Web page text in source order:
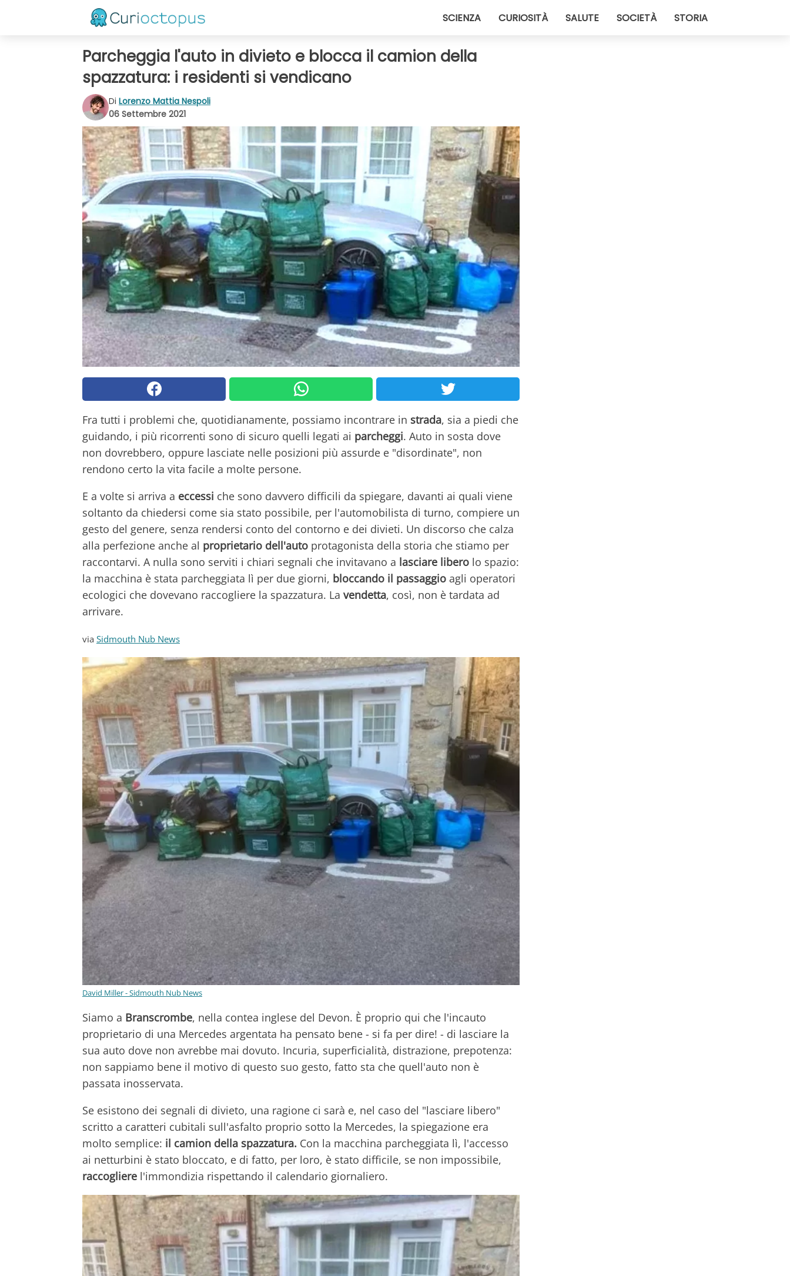
SCIENZA CURIOSITÀ SALUTE SOCIETÀ STORIA
Parcheggia l'auto in divieto e blocca il camion della
spazzatura: i residenti si vendicano
Di Lorenzo Mattia Nespoli
06 Settembre 2021
Fra tutti i problemi che, quotidianamente, possiamo incontrare in strada, sia a piedi che
guidando, i più ricorrenti sono di sicuro quelli legati ai parcheggi. Auto in sosta dove
non dovrebbero, oppure lasciate nelle posizioni più assurde e "disordinate", non
rendono certo la vita facile a molte persone.
E a volte si arriva a eccessi che sono davvero difficili da spiegare, davanti ai quali viene
soltanto da chiedersi come sia stato possibile, per l'automobilista di turno, compiere un
gesto del genere, senza rendersi conto del contorno e dei divieti. Un discorso che calza
alla perfezione anche al proprietario dell'auto protagonista della storia che stiamo per
raccontarvi. A nulla sono serviti i chiari segnali che invitavano a lasciare libero lo spazio:
la macchina è stata parcheggiata lì per due giorni, bloccando il passaggio agli operatori
ecologici che dovevano raccogliere la spazzatura. La vendetta, così, non è tardata ad
arrivare.
via Sidmouth Nub News
David Miller - Sidmouth Nub News
Siamo a Branscrombe, nella contea inglese del Devon. È proprio qui che l'incauto
proprietario di una Mercedes argentata ha pensato bene - si fa per dire! - di lasciare la
sua auto dove non avrebbe mai dovuto. Incuria, superficialità, distrazione, prepotenza:
non sappiamo bene il motivo di questo suo gesto, fatto sta che quell'auto non è
passata inosservata.
Se esistono dei segnali di divieto, una ragione ci sarà e, nel caso del "lasciare libero"
scritto a caratteri cubitali sull'asfalto proprio sotto la Mercedes, la spiegazione era
molto semplice: il camion della spazzatura. Con la macchina parcheggiata lì, l'accesso
ai netturbini è stato bloccato, e di fatto, per loro, è stato difficile, se non impossibile,
raccogliere l'immondizia rispettando il calendario giornaliero.